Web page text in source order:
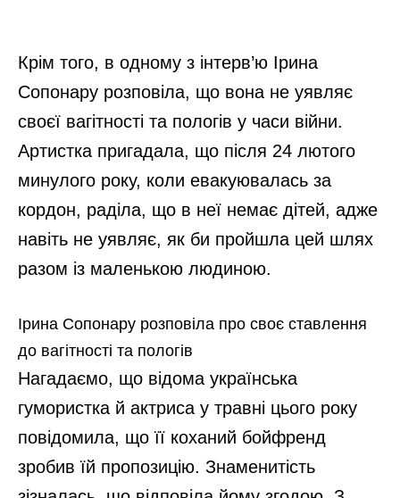
Крім того, в одному з інтерв’ю Ірина
Сопонару розповіла, що вона не уявляє
своєї вагітності та пологів у часи війни.
Артистка пригадала, що після 24 лютого
минулого року, коли евакуювалась за
кордон, раділа, що в неї немає дітей, адже
навіть не уявляє, як би пройшла цей шлях
разом із маленькою людиною.
Ірина Сопонару розповіла про своє ставлення
до вагітності та пологів
Нагадаємо, що відома українська
гумористка й актриса у травні цього року
повідомила, що її коханий бойфренд
зробив їй пропозицію. Знаменитість